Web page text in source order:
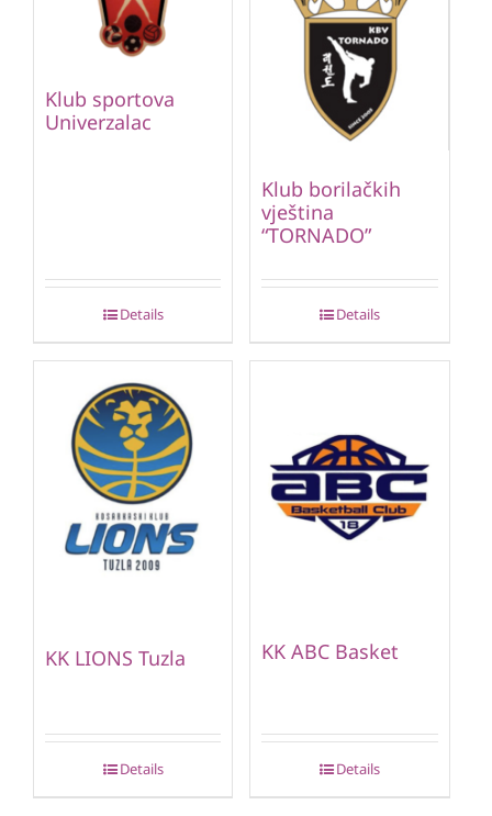
Klub sportova
Univerzalac
Details
Klub borilačkih
vještina
“TORNADO”
Details
KK LIONS Tuzla
Details
KK ABC Basket
Details